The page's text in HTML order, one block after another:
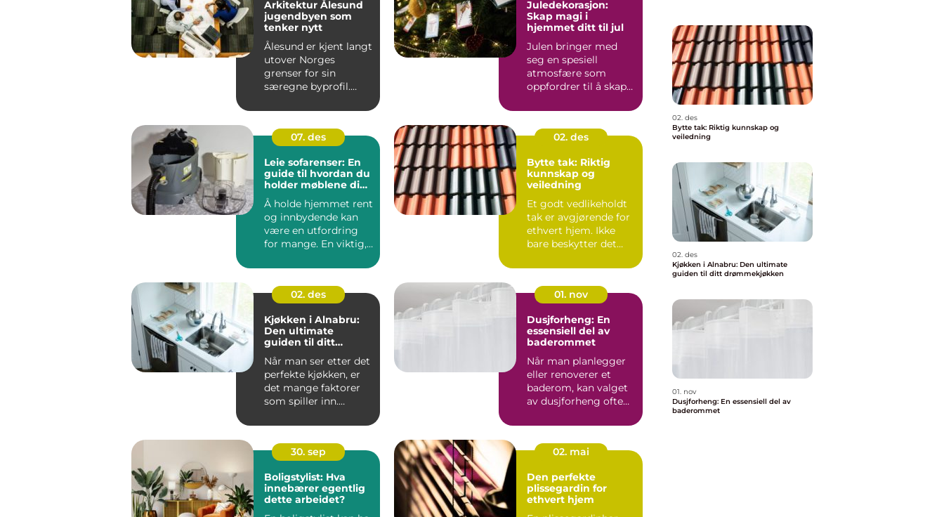
Arkitektur Ålesund
jugendbyen som
tenker nytt
Ålesund er kjent langt
utover Norges
grenser for sin
særegne byprofil.
store del...
Juledekorasjon:
Skap magi i
hjemmet ditt til jul
Julen bringer med
seg en spesiell
atmosfære som
oppfordrer til å skape
07. des
Leie sofarenser: En
guide til hvordan du
holder møblene dine
i topp stand
Å holde hjemmet rent
og innbydende kan
være en utfordring
for mange. En viktig,
02. des
Bytte tak: Riktig
kunnskap og
veiledning
Et godt vedlikeholdt
tak er avgjørende for
ethvert hjem. Ikke
bare beskytter det
02. des
Kjøkken i Alnabru:
Den ultimate
guiden til ditt
Når man ser etter det
perfekte kjøkken, er
det mange faktorer
som spiller inn.
01. nov
Dusjforheng: En
essensiell del av
baderommet
Når man planlegger
eller renoverer et
baderom, kan valget
av dusjforheng ofte
30. sep
Boligstylist: Hva
innebærer egentlig
dette arbeidet?
02. mai
Den perfekte
plissegardin for
ethvert hjem
02. des
Bytte tak: Riktig kunnskap og
veiledning
02. des
Kjøkken i Alnabru: Den ultimate
guiden til ditt drømmekjøkken
01. nov
Dusjforheng: En essensiell del av
baderommet